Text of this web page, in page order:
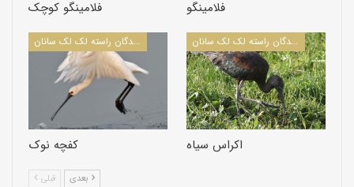
فلامینگو کوچک فلامینگو
پرندگان راسته لک لک سانان
کفچه نوک
پرندگان راسته لک لک سانان
اکراس سیاه
قبلی